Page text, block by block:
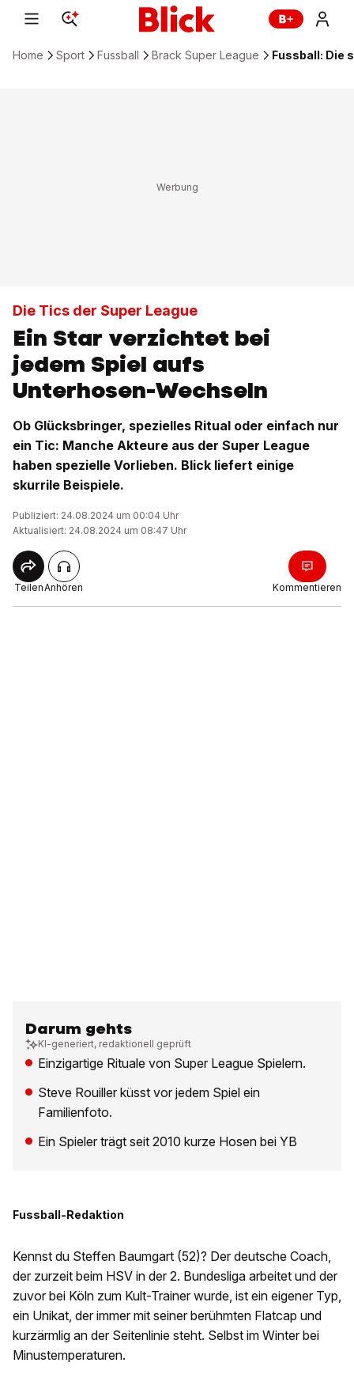
Home Sport Fussball Brack Super League Fussball: Die
Die Tics der Super League
Ein Star verzichtet bei
jedem Spiel aufs
Unterhosen-Wechseln
Ob Glücksbringer, spezielles Ritual oder einfach nur
ein Tic: Manche Akteure aus der Super League
haben spezielle Vorlieben. Blick liefert einige
skurrile Beispiele.
Publiziert: 24.08.2024 um 00:04 Uhr
Aktualisiert: 24.08.2024 um 08:47 Uhr
TeilenAnhören Kommentieren
Darum gehts
KI-generiert, redaktionell geprüft
Einzigartige Rituale von Super League Spielern.
Steve Rouiller küsst vor jedem Spiel ein
Familienfoto.
Ein Spieler trägt seit 2010 kurze Hosen bei YB
Fussball-Redaktion
Kennst du Steffen Baumgart (52)? Der deutsche Coach,
der zurzeit beim HSV in der 2. Bundesliga arbeitet und der
zuvor bei Köln zum Kult-Trainer wurde, ist ein eigener Typ,
ein Unikat, der immer mit seiner berühmten Flatcap und
kurzärmlig an der Seitenlinie steht. Selbst im Winter bei
Minustemperaturen.